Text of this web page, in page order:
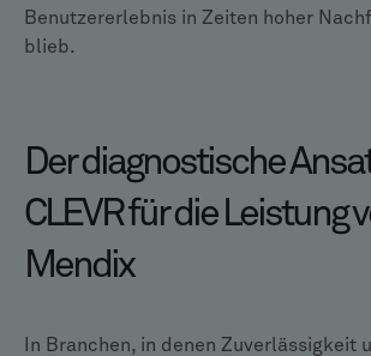
Benutzererlebnis in Zeiten hoher
blieb.
Der diagnostische
CLEVR für die Leistung
Mendix
In Branchen, in denen Zuverlässigkeit